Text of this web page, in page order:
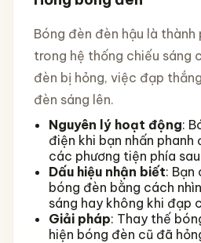
Bóng đèn đèn hậu là thành
trong hệ thống chiếu sáng
đèn bị hỏng, việc đạp
đèn sáng lên.
Nguyên lý hoạt động:
điện khi bạn nhấn
các phương tiện phía
Dấu hiệu nhận biết:
bóng đèn bằng cách
sáng hay không khi đạp
Giải pháp: Thay thế
hiện bóng đèn cũ đã